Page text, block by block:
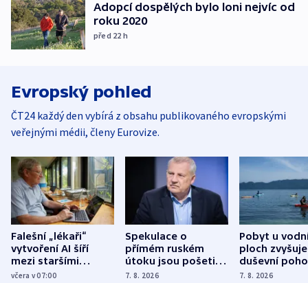
Adopcí dospělých bylo loni nejvíc od
roku 2020
před 22 h
Evropský pohled
ČT24 každý den vybírá z obsahu publikovaného evropskými
veřejnými médii, členy Eurovize.
Falešní „lékaři“
vytvoření AI šíří
mezi staršími
Poláky nebezpečné
včera v 07:00
Spekulace o
přímém ruském
útoku jsou pošetilé,
míní estonský
7. 8. 2026
Pobyt u
ploch zvyšuje
duševní
ukázala
7. 8. 2026